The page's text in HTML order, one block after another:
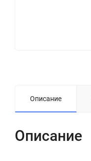
Описание
Описание